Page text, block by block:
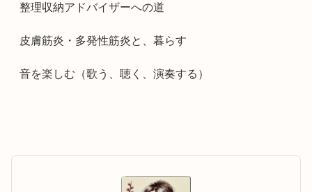
整理収納アドバイザーへの道
皮膚筋炎・多発性筋炎と、暮らす
音を楽しむ（歌う、聴く、演奏する）